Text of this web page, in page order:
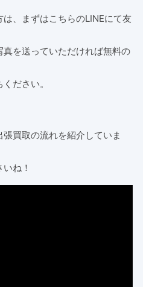
、まずはこちらのLINEにて友
真を送っていただければ無料の
ださい。
買取の流れを紹介していま
ね！